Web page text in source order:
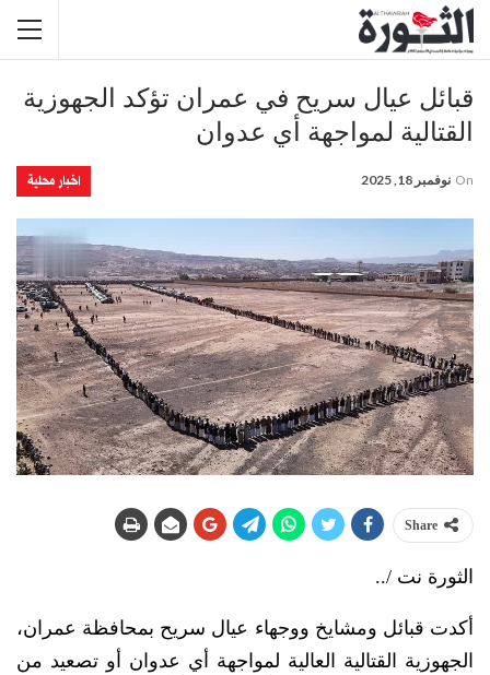
قبائل عيال سريح في عمران تؤكد الجهوزية
القتالية لمواجهة أي عدوان
اخبار محلية On نوفمبر 18, 2025
Share
الثورة نت /..
أكدت قبائل ومشايخ ووجهاء عيال سريح بمحافظة عمران،
الجهوزية القتالية العالية لمواجهة أي عدوان أو تصعيد من